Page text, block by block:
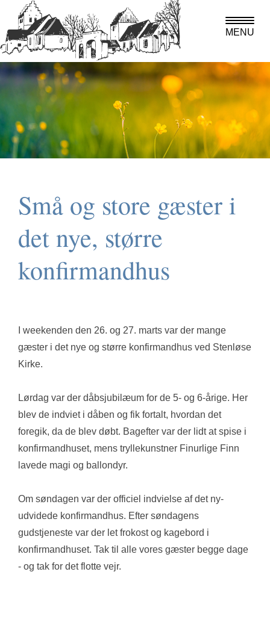
Små og store gæster i
det nye, større
konfirmandhus
I weekenden den 26. og 27. marts var der mange
gæster i det nye og større konfirmandhus ved Stenløse
Kirke.
Lørdag var der dåbsjubilæum for de 5- og 6-årige. Her
blev de indviet i dåben og fik fortalt, hvordan det
foregik, da de blev døbt. Bagefter var der lidt at spise i
konfirmandhuset, mens tryllekunstner Finurlige Finn
lavede magi og ballondyr.
Om søndagen var der officiel indvielse af det ny-
udvidede konfirmandhus. Efter søndagens
gudstjeneste var der let frokost og kagebord i
konfirmandhuset. Tak til alle vores gæster begge dage
- og tak for det flotte vejr.
MENU